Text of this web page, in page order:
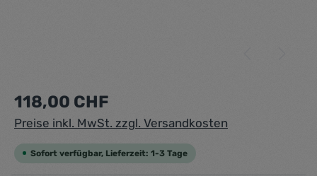
Regulärer Preis:
118,00 CHF
Preise inkl. MwSt. zzgl. Versandkosten
Sofort verfügbar, Lieferzeit: 1-3 Tage